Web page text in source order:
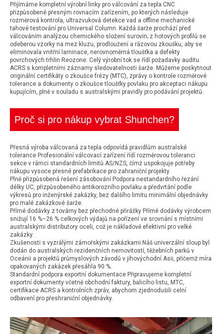
Přijímáme kompletní výrobní linky pro válcování za tepla CNC
přizpůsobené přesným rovnacím zařízením, po kterých následuje
rozměrová kontrola, ultrazvuková detekce vad a offline mechanické
tahové testování pro Universal Column. Každá šarže prochází před
válcováním analýzou chemického složení surovin; z hotových profilů se
odeberou vzorky na mez kluzu, prodloužení a rázovou zkoušku, aby se
eliminovala vnitřní laminace, nerovnoměrná tloušťka a defekty
povrchových trhlin Reozone. Celý výrobní tok se řídí požadavky auditu
ACRS s kompletními záznamy sledovatelnosti šarže. Můžeme poskytnout
originální certifikáty o zkoušce frézy (MTC), zprávy o kontrole rozměrové
tolerance a dokumenty o zkoušce tloušťky povlaku pro akceptaci nákupu
kupujícím, plně v souladu s australskými pravidly pro podávání projektů.
Proč si pro nákup vybrat Shunchen?
Přesná výroba válcovaná za tepla odpovídá pravidlům australské
tolerance Profesionální válcovací zařízení řídí rozměrovou toleranci
sekce v rámci standardních limitů AS/NZS, čímž uspokojuje potřeby
nákupu vysoce přesné prefabrikace pro zahraniční projekty.
Plně přizpůsobená řešení zásobování Podpora nestandardního řezání
délky UC, přizpůsobeného antikorozního povlaku a předvrtání podle
výkresů pro inženýrské zakázky, bez dalšího limitu minimální objednávky
pro malé zakázkové šarže.
Přímé dodávky z továrny bez přechodné přirážky Přímé dodávky výrobcem
snižují 16 %–26 % celkových výdajů na pořízení ve srovnání s místními
australskými distributory oceli, což je nákladově efektivní pro velké
zakázky.
Zkušenosti s vyzrálými zámořskými zakázkami Náš univerzální sloup byl
dodán do australských rezidenčních nemovitostí, těžebních parků v
Oceánii a projektů průmyslových závodů v jihovýchodní Asii, přičemž míra
opakovaných zakázek přesáhla 90 %.
Standardní podpora exportní dokumentace Připravujeme kompletní
exportní dokumenty včetně obchodní faktury, balicího listu, MTC,
certifikace ACRS a kontrolních zpráv, abychom zjednodušili celní
odbavení pro přeshraniční objednávky.